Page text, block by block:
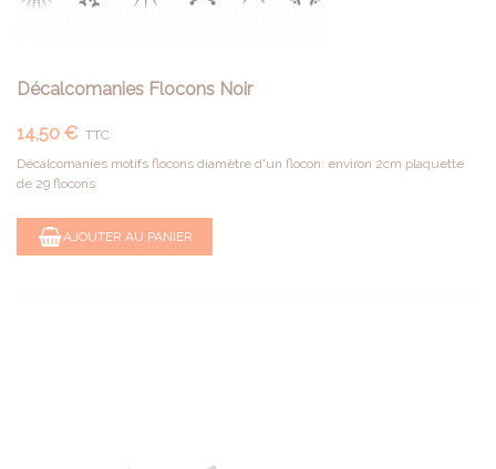
Décalcomanies Flocons Noir
14,50 € TTC
Décalcomanies motifs flocons diamètre d'un flocon: environ 2cm plaquette
de 29 flocons
AJOUTER AU PANIER